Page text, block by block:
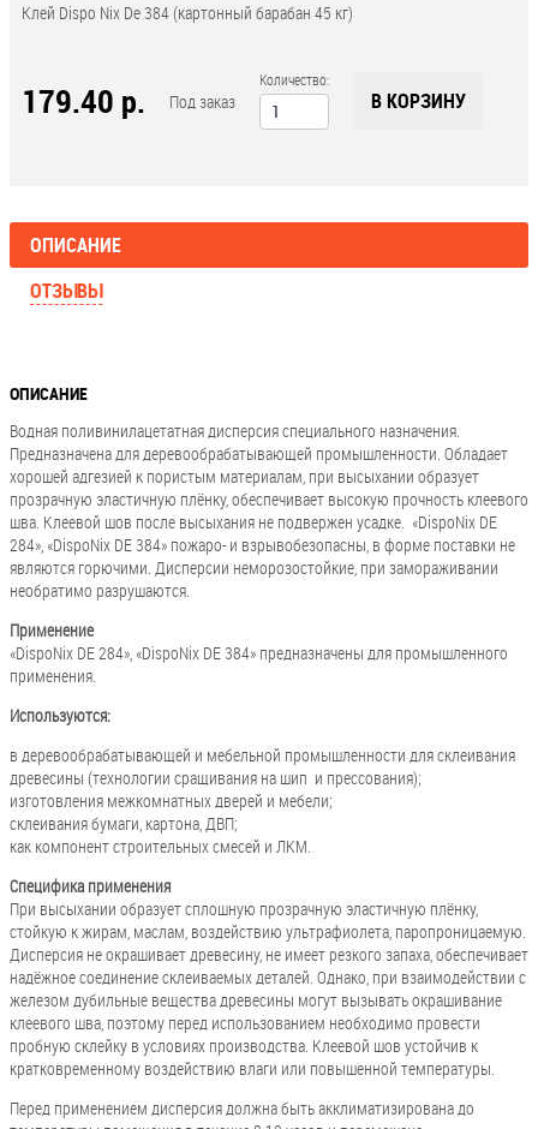
Клей Dispo Nix De 384 (картонный барабан 45 кг)
179.40 р. Под заказ
Количество:
В КОРЗИНУ
ОПИСАНИЕ
ОТЗЫВЫ
ОПИСАНИЕ
Водная поливинилацетатная дисперсия специального назначения.
Предназначена для деревообрабатывающей промышленности. Обладает
хорошей адгезией к пористым материалам, при высыхании образует
прозрачную эластичную плёнку, обеспечивает высокую прочность клеевого
шва. Клеевой шов после высыхания не подвержен усадке. «DispoNix DE
284», «DispoNix DE 384» пожаро- и взрывобезопасны, в форме поставки не
являются горючими. Дисперсии неморозостойкие, при замораживании
необратимо разрушаются.
Применение
«DispoNix DE 284», «DispoNix DE 384» предназначены для промышленного
применения.
Используются:
в деревообрабатывающей и мебельной промышленности для склеивания
древесины (технологии сращивания на шип и прессования);
изготовления межкомнатных дверей и мебели;
склеивания бумаги, картона, ДВП;
как компонент строительных смесей и ЛКМ.
Специфика применения
При высыхании образует сплошную прозрачную эластичную плёнку,
стойкую к жирам, маслам, воздействию ультрафиолета, паропроницаемую.
Дисперсия не окрашивает древесину, не имеет резкого запаха, обеспечивает
надёжное соединение склеиваемых деталей. Однако, при взаимодействии с
железом дубильные вещества древесины могут вызывать окрашивание
клеевого шва, поэтому перед использованием необходимо провести
пробную склейку в условиях производства. Клеевой шов устойчив к
кратковременному воздействию влаги или повышенной температуры.
Перед применением дисперсия должна быть акклиматизирована до